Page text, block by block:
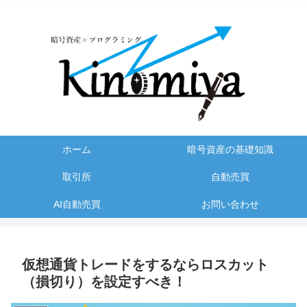
ホーム 暗号資産の基礎知識
取引所 自動売買
AI自動売買 お問い合わせ
仮想通貨トレードをするならロスカット
（損切り）を設定すべき！